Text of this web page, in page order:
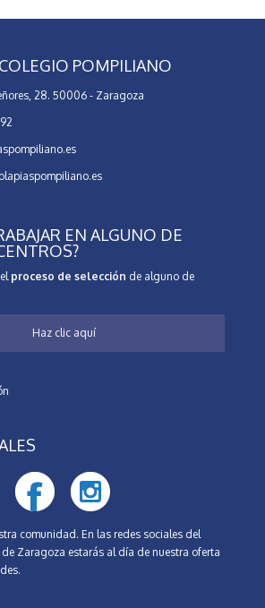
POMPILIANO
28. 50006 - Zaragoza
EN ALGUNO DE
proceso de selección de alguno de
Haz clic aquí
comunidad. En las redes sociales del
Zaragoza estarás al día de nuestra oferta